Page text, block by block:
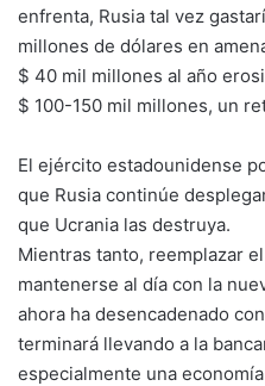
enfrenta, Rusia tal vez
millones de dólares en
$ 40 mil millones al año
$ 100-150 mil millones, un
El ejército estadounidense
que Rusia continúe
que Ucrania las destruya.
Mientras tanto, reemplazar
mantenerse al día con la
ahora ha desencadenado
terminará llevando a la
especialmente una